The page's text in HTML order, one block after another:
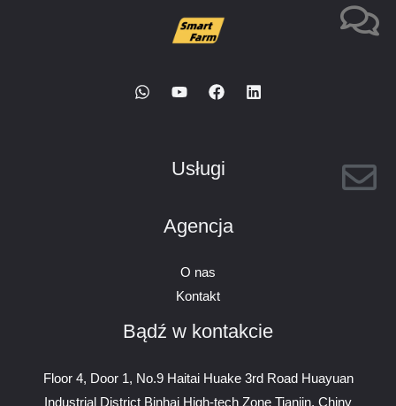
Usługi
Agencja
O nas
Kontakt
Bądź w kontakcie
Floor 4, Door 1, No.9 Haitai Huake 3rd Road Huayuan
Industrial District Binhai High-tech Zone Tianjin, Chiny